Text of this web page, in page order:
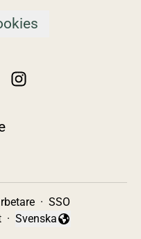
· SSO
·
Byt språk
Svenska